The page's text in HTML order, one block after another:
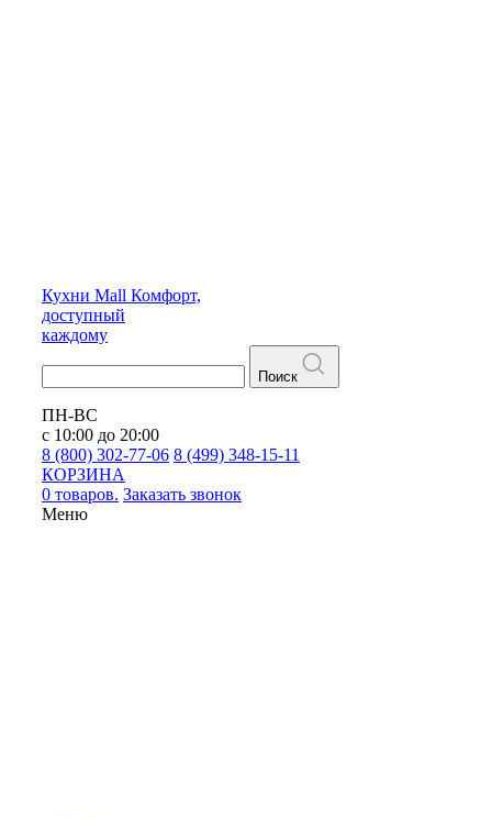
Кухни Mall Комфорт,
доступный
каждому
Поиск
ПН-ВС
с 10:00 до 20:00
8 (800) 302-77-06 8 (499) 348-15-11
КОРЗИНА
0 товаров. Заказать звонок
Меню